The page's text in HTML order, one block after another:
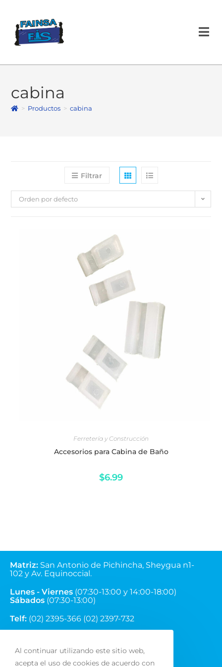
cabina
> Productos > cabina
Filtrar
Orden por defecto
Ferretería y Construcción
Accesorios para Cabina de Baño
$6.99
Matriz: San Antonio de Pichincha, Sheygua n1-
102 y Av. Equinoccial.
Lunes - Viernes (07:30-13:00 y 14:00-18:00)
Sábados (07:30-13:00)
Telf: (02) 2395-366 (02) 2397-732
Al continuar utilizando este sitio web,
acepta el uso de cookies de acuerdo con